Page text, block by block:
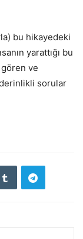
bu hikayedeki
yarattığı bu
ve
sorular